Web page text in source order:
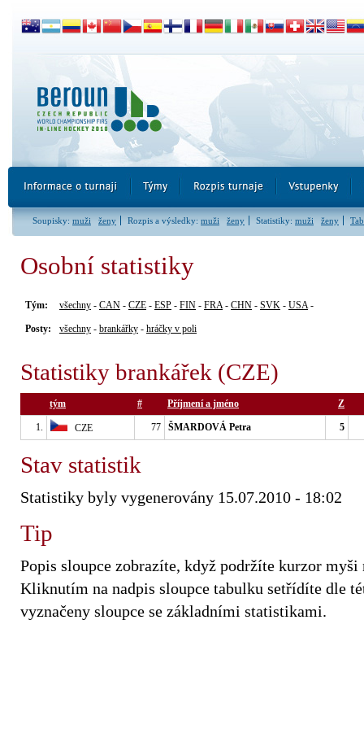
Soupisky: muži ženy Rozpis a výsledky: muži ženy Statistiky: muži ženy
Osobní statistiky
Tým: všechny - CAN - CZE - ESP - FIN - FRA- CHN - SVK - USA-
Posty: všechny - brankářky - hráčky v poli
Statistiky brankářek (CZE)
tým # Příjmení a jméno Z
1. CZE 77 ŠMARDOVÁ Petra 5
Stav statistik
Statistiky byly vygenerovány 15.07.2010 - 18:02
Tip
Popis sloupce zobrazíte, když podržíte kurzor myši
Kliknutím na nadpis sloupce tabulku setřídíte dle
vyznačeny sloupce se základními statistikami.